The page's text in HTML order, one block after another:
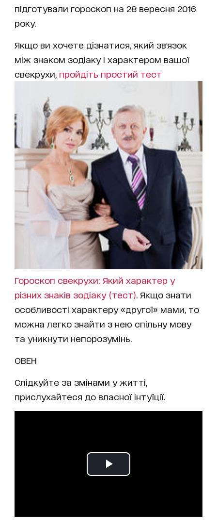
підготували гороскоп на 28 вересня 2016
року.
Якщо ви хочете дізнатися, який зв'язок
між знаком зодіаку і характером вашої
свекрухи, пройдіть простий тест
Гороскоп свекрухи: Який характер у
різних знаків зодіаку (тест) . Якщо знати
особливості характеру «другої» мами, то
можна легко знайти з нею спільну мову
та уникнути непорозумінь.
ОВЕН
Слідкуйте за змінами у житті,
прислухайтеся до власної інтуїції.